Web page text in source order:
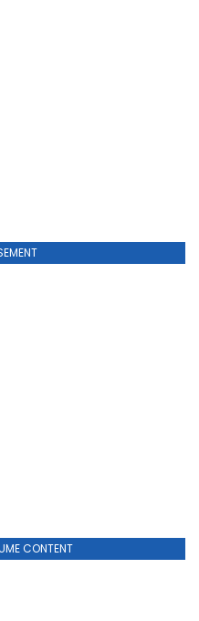
CONTENT